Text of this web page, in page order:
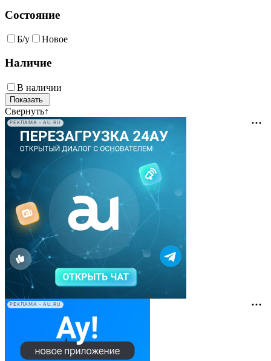
Состояние
Б/у Новое
Наличие
В наличии
Свернуть↑
РЕКЛАМА • AU.RU
РЕКЛАМА • AU.RU